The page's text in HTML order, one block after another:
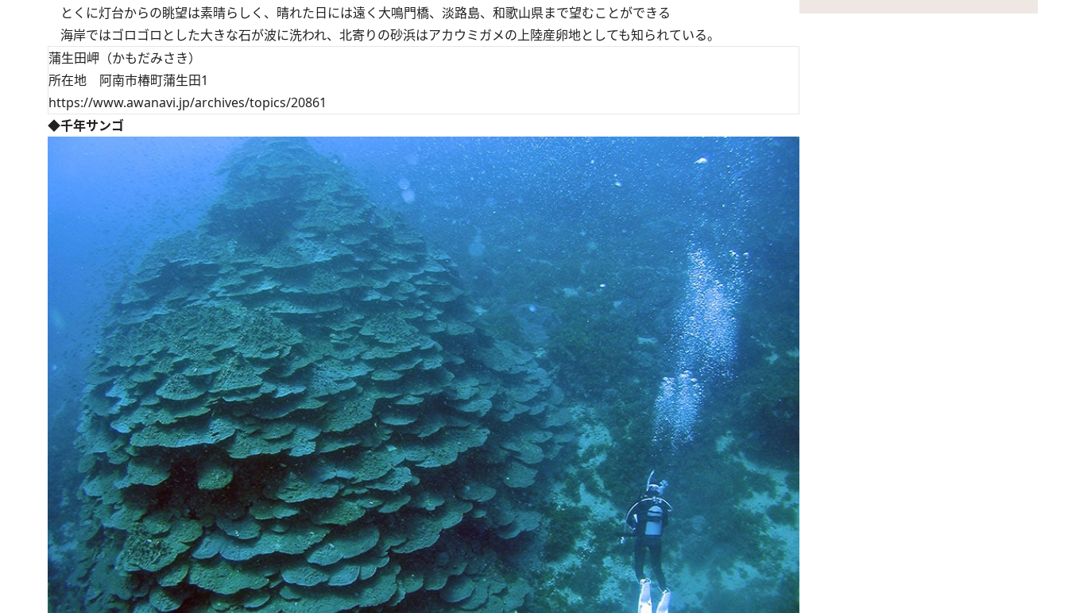
とくに灯台からの眺望は素晴らしく、晴れた日には遠く大鳴門橋、淡路島、和歌山県まで望むことができる
海岸ではゴロゴロとした大きな石が波に洗われ、北寄りの砂浜はアカウミガメの上陸産卵地としても知られている。
蒲生田岬（かもだみさき）
所在地 阿南市椿町蒲生田1
https://www.awanavi.jp/archives/topics/20861
◆千年サンゴ